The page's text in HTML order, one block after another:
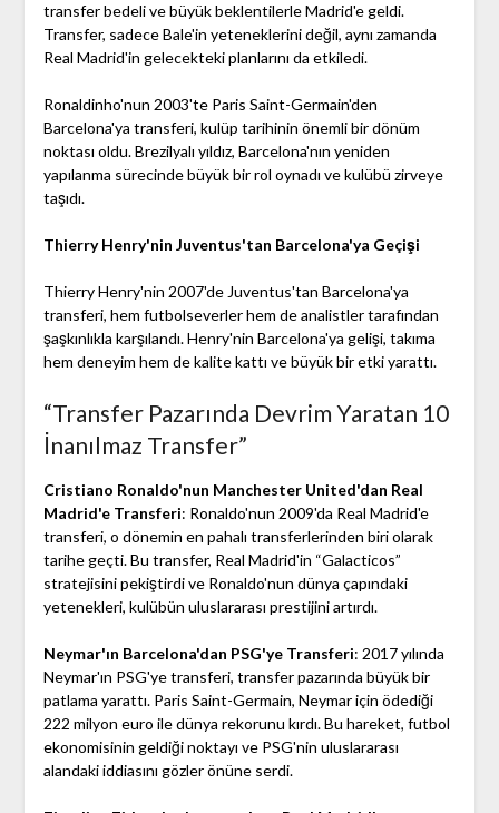
transfer bedeli ve büyük beklentilerle Madrid'e geldi.
Transfer, sadece Bale'in yeteneklerini değil, aynı zamanda
Real Madrid'in gelecekteki planlarını da etkiledi.
Ronaldinho'nun 2003'te Paris Saint-Germain'den
Barcelona'ya transferi, kulüp tarihinin önemli bir dönüm
noktası oldu. Brezilyalı yıldız, Barcelona'nın yeniden
yapılanma sürecinde büyük bir rol oynadı ve kulübü zirveye
taşıdı.
Thierry Henry'nin Juventus'tan Barcelona'ya Geçişi
Thierry Henry'nin 2007'de Juventus'tan Barcelona'ya
transferi, hem futbolseverler hem de analistler tarafından
şaşkınlıkla karşılandı. Henry'nin Barcelona'ya gelişi, takıma
hem deneyim hem de kalite kattı ve büyük bir etki yarattı.
“Transfer Pazarında Devrim Yaratan 10
İnanılmaz Transfer”
Cristiano Ronaldo'nun Manchester United'dan Real
Madrid'e Transferi: Ronaldo'nun 2009'da Real Madrid'e
transferi, o dönemin en pahalı transferlerinden biri olarak
tarihe geçti. Bu transfer, Real Madrid'in “Galacticos”
stratejisini pekiştirdi ve Ronaldo'nun dünya çapındaki
yetenekleri, kulübün uluslararası prestijini artırdı.
Neymar'ın Barcelona'dan PSG'ye Transferi: 2017 yılında
Neymar'ın PSG'ye transferi, transfer pazarında büyük bir
patlama yarattı. Paris Saint-Germain, Neymar için ödediği
222 milyon euro ile dünya rekorunu kırdı. Bu hareket, futbol
ekonomisinin geldiği noktayı ve PSG'nin uluslararası
alandaki iddiasını gözler önüne serdi.